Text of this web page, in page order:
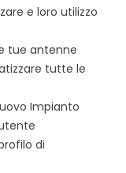
e loro utilizzo
tue antenne
tutte le
Impianto
di